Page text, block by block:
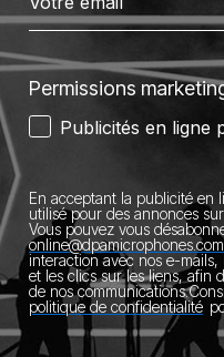
Permissions
Publicités en ligne
En acceptant la publicité en
utilisé pour des annonces
Vous pouvez vous
online@dpamicrophones.com
interaction avec nos e-mails,
et les clics sur les liens, afin
de nos communications.
politique de confidentialité